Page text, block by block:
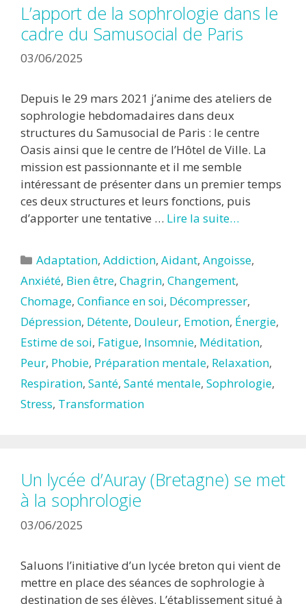
L’apport de la sophrologie dans le
cadre du Samusocial de Paris
03/06/2025
Depuis le 29 mars 2021 j’anime des ateliers de
sophrologie hebdomadaires dans deux
structures du Samusocial de Paris : le centre
Oasis ainsi que le centre de l’Hôtel de Ville. La
mission est passionnante et il me semble
intéressant de présenter dans un premier temps
ces deux structures et leurs fonctions, puis
d’apporter une tentative … Lire la suite…
Catégories
Adaptation,Addiction,Aidant,Angoisse,
Anxiété, Bien être, Chagrin, Changement,
Chomage, Confiance en soi, Décompresser,
Dépression, Détente, Douleur, Emotion, Énergie,
Estime de soi, Fatigue, Insomnie, Méditation,
Peur, Phobie, Préparation mentale, Relaxation,
Respiration, Santé, Santé mentale, Sophrologie,
Stress, Transformation
Un lycée d’Auray (Bretagne) se met
à la sophrologie
03/06/2025
Saluons l’initiative d’un lycée breton qui vient de
mettre en place des séances de sophrologie à
destination de ses élèves. L’établissement situé à